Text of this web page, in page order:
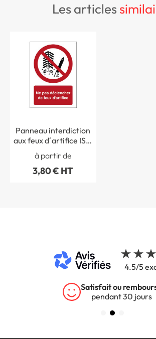
les articles
Panneau interdiction
aux feux d´artifice ISO
7010 - P040
à partir de
3,80 € HT
4.5/5
Satisfait ou
pendant 30 jours